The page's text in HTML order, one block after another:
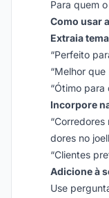
Para quem
Como usar
Extraia
“Perfeito
“Melhor
“Ótimo para
Incorpore
dores no
“Clientes
Adicione à
Use